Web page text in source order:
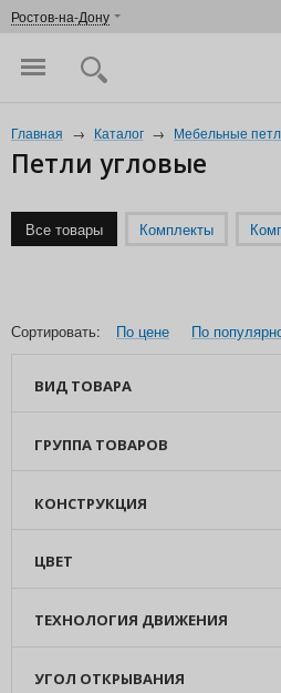
Ростов-на-Дону
Главная → Каталог → Мебельные
Петли угловые
Все товары Комплекты
Сортировать: По цене По
ВИД ТОВАРА
ГРУППА ТОВАРОВ
КОНСТРУКЦИЯ
ЦВЕТ
ТЕХНОЛОГИЯ ДВИЖЕНИЯ
УГОЛ ОТКРЫВАНИЯ